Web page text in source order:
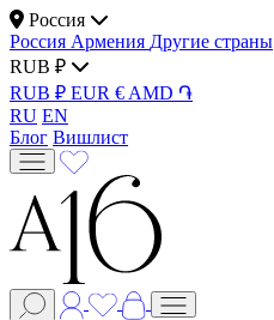
Россия
Россия Армения Другие страны
RUB ₽
RUB ₽ EUR € AMD ֏
RU EN
Блог Вишлист